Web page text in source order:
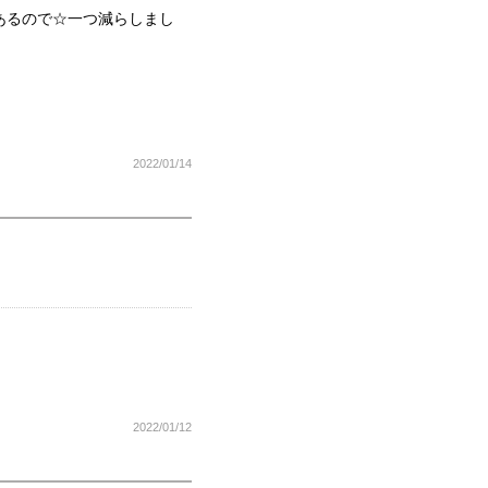
るので☆一つ減らしまし
2022/01/14
2022/01/12